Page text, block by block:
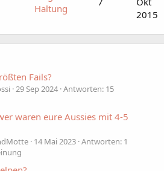
Haltung
2015
Fails?
29 Sep 2024 Antworten: 15
waren eure Aussies mit 4-5
14 Mai 2023 Antworten: 1